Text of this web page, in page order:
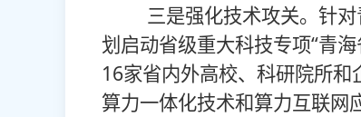
三是强化技术攻关。针对
划启动省级重大科技专项“青
16家省内外高校、科研院所
算力一体化技术和算力互联网